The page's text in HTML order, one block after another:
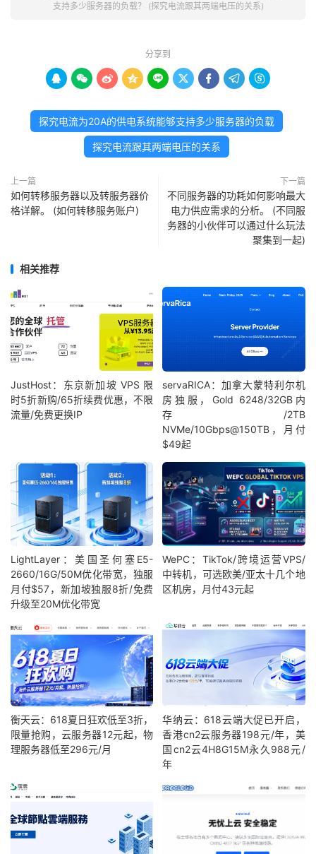
支持多少服务器的负载？ (探究电流跟其两端电压的关系)
分享到
        
探究电流为20A的供电系统能够支持多少服务器的负载
探究电流跟其两端电压的关系
上一篇
如何转移服务器以及转服务器价
格详解。 (如何转移服务账户)
下一篇
不同服务器的功耗如何影响最大
电力供应需求的分析。 (不同服
务器的小伙伴可以通过什么玩法
聚集到一起)
相关推荐
JustHost：东京新加坡 VPS 限
时5折新购/65折续费优惠，不限
流量/免费更换IP
servaRICA：加拿大蒙特利尔机
房独服，Gold 6248/32GB内
存/2TB
NVMe/10Gbps@150TB，月付
$49起
LightLayer：美国圣何塞E5-
2660/16G/50M优化带宽，独服
月付$57，新加坡独服8折/免费
升级至20M优化带宽
WePC：TikTok/跨境运营VPS/
中转机，可选欧美/亚太十几个地
区机房，月付43元起
衡天云：618夏日狂欢低至3折，
限量抢购，云服务器12元起，物
理服务器低至296元/月
华纳云：618云端大促已开启，
香港cn2云服务器198元/年，美
国cn2云4H8G15M永久988元/
年